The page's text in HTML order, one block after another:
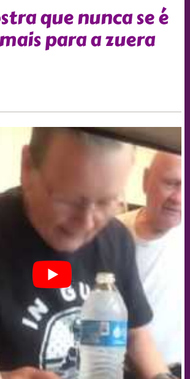
que nunca se é
para a zuera